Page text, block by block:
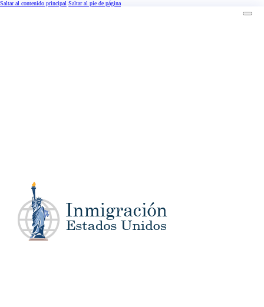
Saltar al contenido principal Saltar al pie de página